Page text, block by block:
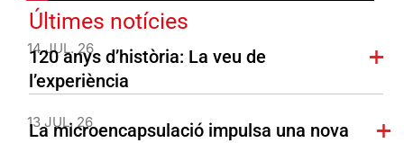
Últimes notícies
14 JUL. 26
120 anys d’història: La veu de
l’experiència
13 JUL. 26
La microencapsulació impulsa una nova